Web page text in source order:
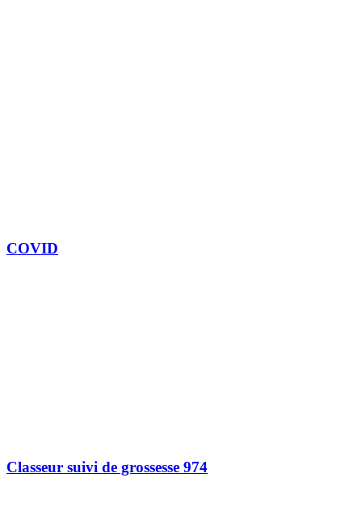
COVID
Classeur suivi de grossesse 974